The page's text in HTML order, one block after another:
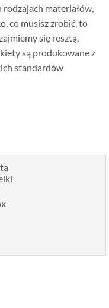
materiałów,
co musisz zrobić, to
się resztą.
są produkowane z
standardów